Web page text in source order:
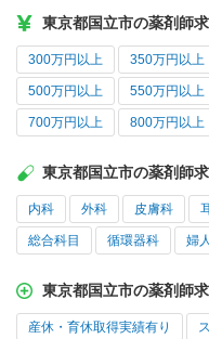
東京都国立市の薬剤師
300万円以上 350万円以上
500万円以上 550万円以上
700万円以上 800万円以上
東京都国立市の薬剤師
内科 外科 皮膚科
総合科目 循環器科 婦
東京都国立市の薬剤師
産休・育休取得実績有り